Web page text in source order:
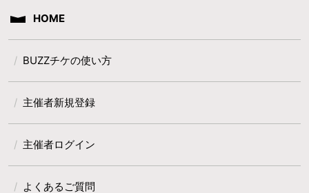
HOME
BUZZチケの使い方
主催者新規登録
主催者ログイン
よくあるご質問